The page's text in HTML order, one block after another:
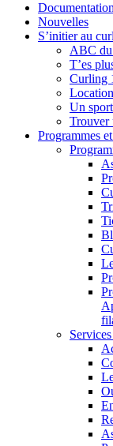
Documentation
Nouvelles
S’initier au
ABC
T’es
Curling
Un
Trouver
Programmes